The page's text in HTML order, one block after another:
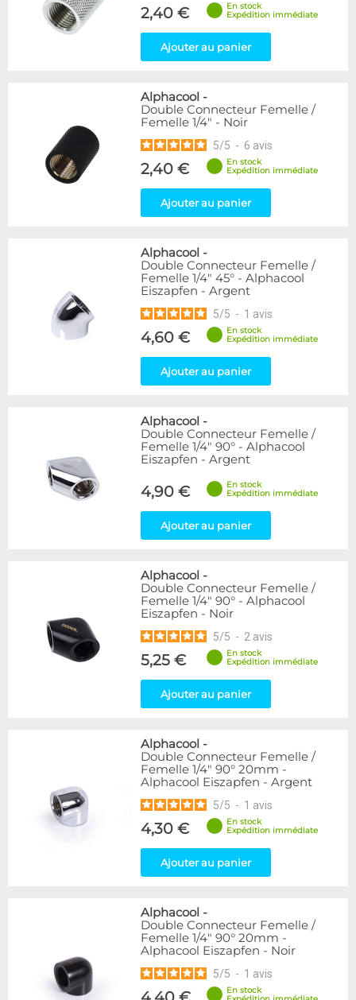
2,40 €
En stock
Expédition immédiate
Ajouter au panier
Alphacool -
Double Connecteur Femelle /
Femelle 1/4" - Noir
5/5 - 6 avis
2,40 €
En stock
Expédition immédiate
Ajouter au panier
Alphacool -
Double Connecteur Femelle /
Femelle 1/4" 45° - Alphacool
Eiszapfen - Argent
5/5 - 1 avis
4,60 €
En stock
Expédition immédiate
Ajouter au panier
Alphacool -
Double Connecteur Femelle /
Femelle 1/4" 90° - Alphacool
Eiszapfen - Argent
4,90 €
En stock
Expédition immédiate
Ajouter au panier
Alphacool -
Double Connecteur Femelle /
Femelle 1/4" 90° - Alphacool
Eiszapfen - Noir
5/5 - 2 avis
5,25 €
En stock
Expédition immédiate
Ajouter au panier
Alphacool -
Double Connecteur Femelle /
Femelle 1/4" 90° 20mm -
Alphacool Eiszapfen - Argent
5/5 - 1 avis
4,30 €
En stock
Expédition immédiate
Ajouter au panier
Alphacool -
Double Connecteur Femelle /
Femelle 1/4" 90° 20mm -
Alphacool Eiszapfen - Noir
5/5 - 1 avis
En stock